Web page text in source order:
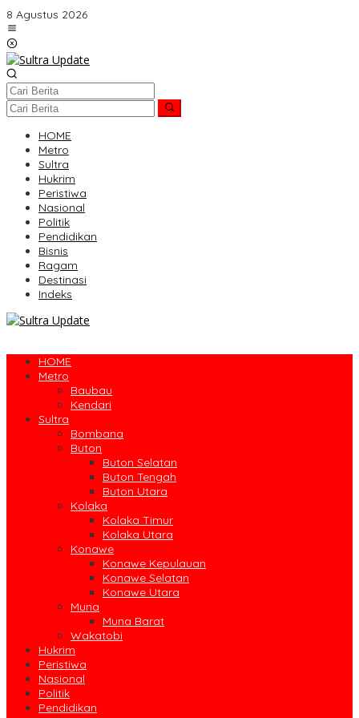
Lewati
ke
konten
8 Agustus 2026
HOME
Metro
Sultra
Hukrim
Peristiwa
Nasional
Politik
Pendidikan
Bisnis
Ragam
Destinasi
Indeks
HOME
Metro
Baubau
Kendari
Sultra
Bombana
Buton
Buton Selatan
Buton Tengah
Buton Utara
Kolaka
Kolaka Timur
Kolaka Utara
Konawe
Konawe Kepulauan
Konawe Selatan
Konawe Utara
Muna
Muna Barat
Wakatobi
Hukrim
Peristiwa
Nasional
Politik
Pendidikan